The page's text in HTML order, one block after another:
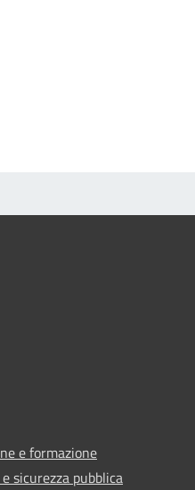
e formazione
sicurezza pubblica